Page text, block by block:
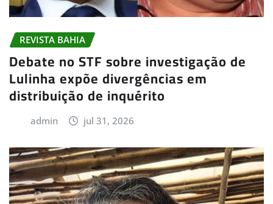
REVISTA BAHIA
Debate no STF sobre investigação de
Lulinha expõe divergências em
distribuição de inquérito
admin jul 31, 2026